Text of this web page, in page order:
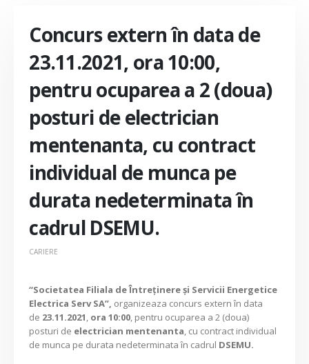
Concurs extern în data de
23.11.2021, ora 10:00,
pentru ocuparea a 2 (doua)
posturi de electrician
mentenanta, cu contract
individual de munca pe
durata nedeterminata în
cadrul DSEMU.
CARIERE
“Societatea Filiala de Întreţinere şi Servicii Energetice
Electrica Serv SA”, organizeaza concurs extern în data
de 23.11.2021 ora 10:00 , pentru ocuparea a 2 (doua)
posturi de electrician mentenanta , cu contract individual
de munca pe durata nedeterminata în cadrul DSEMU.